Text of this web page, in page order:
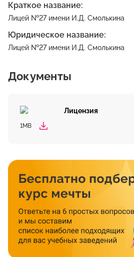
Краткое название:
Лицей №27 имени И.Д. Смолькина
Юридическое название:
Лицей №27 имени И.Д. Смолькина
Документы
Лицензия
1MB